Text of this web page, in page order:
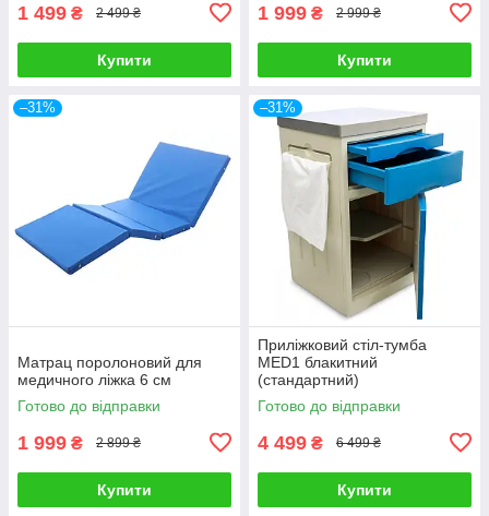
1 499 ₴ 2 499 ₴
Купити
1 999 ₴ 2 999 ₴
Купити
–31%
Матрац поролоновий для
медичного ліжка 6 см
Готово до відправки
1 999 ₴ 2 899 ₴
Купити
–31%
Приліжковий стіл-тумба
MED1 блакитний
(стандартний)
Готово до відправки
4 499 ₴ 6 499 ₴
Купити